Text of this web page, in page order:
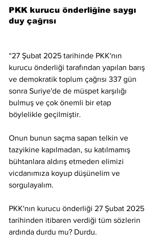
PKK kurucu önderliğine saygı
duy çağrısı
“27 Şubat 2025 tarihinde PKK'nın
kurucu önderliği tarafından yapılan barış
ve demokratik toplum çağrısı 337 gün
sonra Suriye'de de müspet karşılığı
bulmuş ve çok önemli bir etap
böylelikle geçilmiştir.
Onun bunun saçma sapan telkin ve
tazyikine kapılmadan, su katılmamış
bühtanlara aldırış etmeden elimizi
vicdanımıza koyup düşünelim ve
sorgulayalım.
PKK'nın kurucu önderliği 27 Şubat 2025
tarihinden itibaren verdiği tüm sözlerin
ardında durdu mu? Durdu.